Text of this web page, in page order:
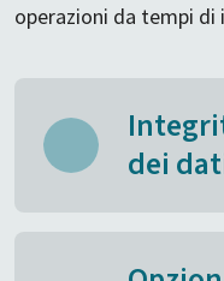
operazioni da tempi
dei